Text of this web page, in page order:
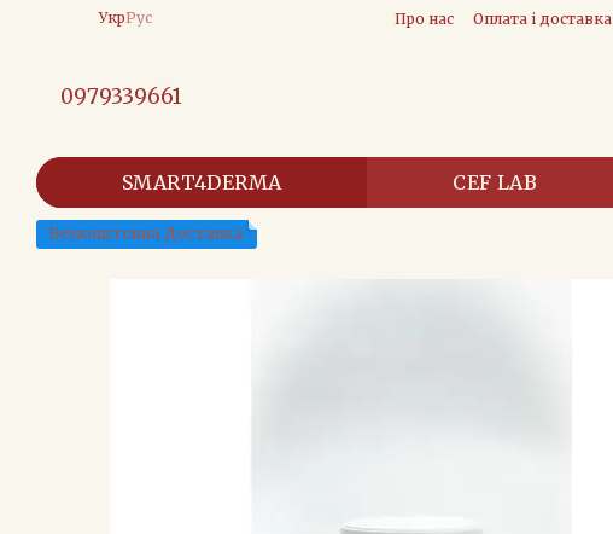
Перейти до основного контенту
УкрРус Про нас Оплата і доставка
0979339661
SMART4DERMA CEF LAB
Безкоштовна Доставка